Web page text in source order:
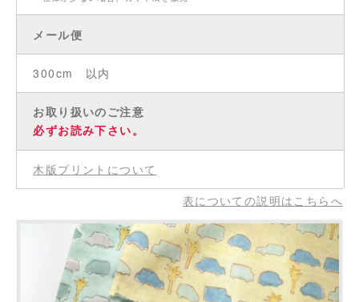
メール便
300cm 以内
お取り扱いのご注意
必ずお読み下さい。
木版プリントについて
表についての説明はこちらへ